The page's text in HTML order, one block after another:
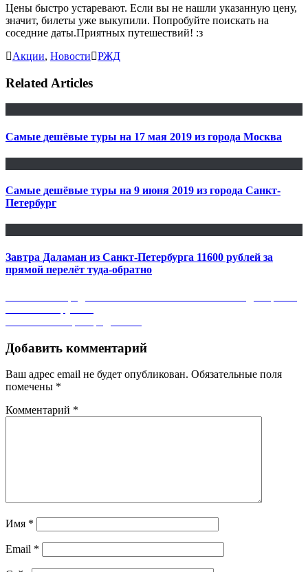
Цены быстро устаревают. Если вы не нашли указанную цену,
значит, билеты уже выкупили. Попробуйте поискать на
соседние даты.Приятных путешествий! :з
Акции, Новости РЖД
Related Articles
Самые дешёвые туры на 17 мая 2019 из города Москва
Самые дешёвые туры на 9 июня 2019 из города Cанкт-
Петербург
Завтра Даламан из Санкт-Петербурга 11600 рублей за
прямой перелёт туда-обратно
Навигация
по
Добавить комментарий
Ваш адрес email не будет опубликован. Обязательные поля
помечены *
Комментарий *
Имя *
Email *